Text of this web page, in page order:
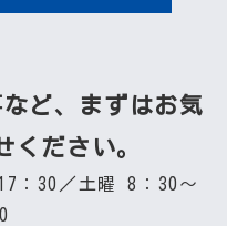
ど、まずはお気
ください。
：30／土曜 8：30～